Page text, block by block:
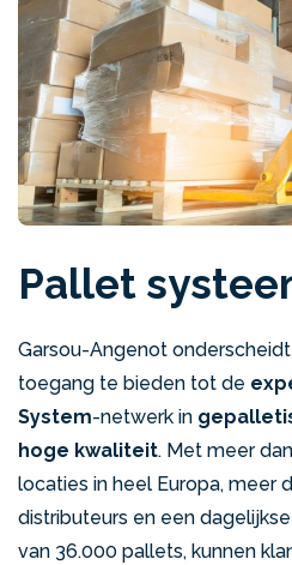
Pallet
Garsou-Angenot
toegang te bieden tot de
System-netwerk in
hoge kwaliteit. Met meer
locaties in heel Europa, meer
distributeurs en een
van 36.000 pallets, kunnen